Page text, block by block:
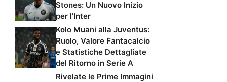
Stones: Un Nuovo Inizio
per l’Inter
Kolo Muani alla Juventus:
Ruolo, Valore Fantacalcio
e Statistiche Dettagliate
del Ritorno in Serie A
Rivelate le Prime Immagini